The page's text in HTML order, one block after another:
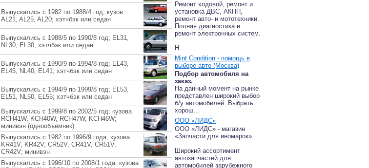
Выпускались с 1982 по 1988/4 год; кузов
AL21, AL25, AL20; хэтчбэк или седан
Выпускались с 1988/5 по 1990/8 год; EL31,
NL30, EL30; хэтчбэк или седан
Выпускались с 1990/9 по 1994/8 год; EL43,
EL45, NL40, EL41; хэтчбэк или седан
Выпускались с 1994/9 по 1999/8 год; EL53,
EL51, NL50, EL55; хэтчбэк или седан
Выпускались с 1999/8 по 2002/5 год; кузова
RCH41W, KCH40W, RCH47W, KCH46W;
минивэн (однообъемник)
Выпускались с 1982 по 1996/9 года; кузова
KR41V, KR42V, CR52V, CR41V, CR51V,
CR42V; минивэн
Выпускались с 1996/10 по 2008/1 года; кузова
Ремонт ходовой, ремонт и
установка ДВС, АКПП,
ремонт авто- и мототехники.
Полная диагностика и
ремонт электронных систем.
Н...
Mint Condition - помощь в
выборе авто (Москва)
Подбор автомобиля на
заказ.
На данный момент на рынке
представлен широкий выбор
б/у автомобилей. Выбрать
хорош...
ООО «ЛИДС»
ООО «ЛИДС» - магазин
«Запчасти для иномарок»
Широкий ассортимент
автозапчастей для
автомобилей зарубежного